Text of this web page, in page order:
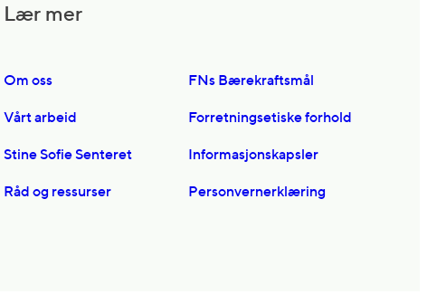
Lær mer
Om oss
Vårt arbeid
Stine Sofie Senteret
Råd og ressurser
FNs Bærekraftsmål
Forretningsetiske forhold
Informasjonskapsler
Personvernerklæring